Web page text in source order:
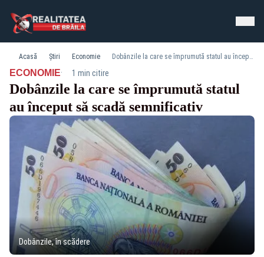
Acasă Știri Economie Dobânzile la care se împrumută statul au început să scadă semnificativ
ECONOMIE· 1 min citire
Dobânzile la care se împrumută statul
au început să scadă semnificativ
Dobânzile, în scădere